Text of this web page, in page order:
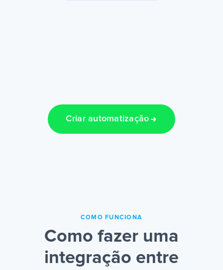
Criar automatização
COMO FUNCIONA
Como fazer uma
integração entre